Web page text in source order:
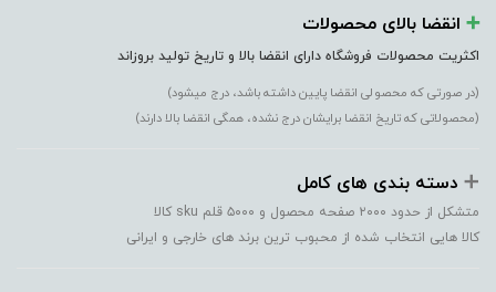
➕️ انقضا بالای محصولات
اکثریت محصولات فروشگاه دارای انقضا بالا و تاریخ تولید بروزاند
(در صورتی که محصولی انقضا پایین داشته باشد، درج میشود)
(محصولاتی که تاریخ انقضا برایشان درج نشده، همگی انقضا بالا دارند)
➕️ دسته بندی های کامل
متشکل از حدود ۲۰۰۰ صفحه محصول و ۵۰۰۰ قلم sku کالا
کالا هایی انتخاب شده از محبوب ترین برند های خارجی و ایرانی